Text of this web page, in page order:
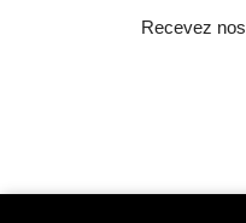
Africa Twin
Africa Twin
Africa Twin
Recevez